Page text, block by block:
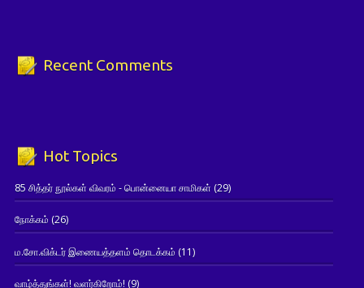
Recent Comments
Hot Topics
85 சித்தர் நூல்கள் விவரம் - பொன்னையா சாமிகள் (29)
நோக்கம் (26)
ம.சோ.விக்டர் இணையத்தளம் தொடக்கம் (11)
வாழ்த்துங்கள்! வளர்கிறோம்! (9)